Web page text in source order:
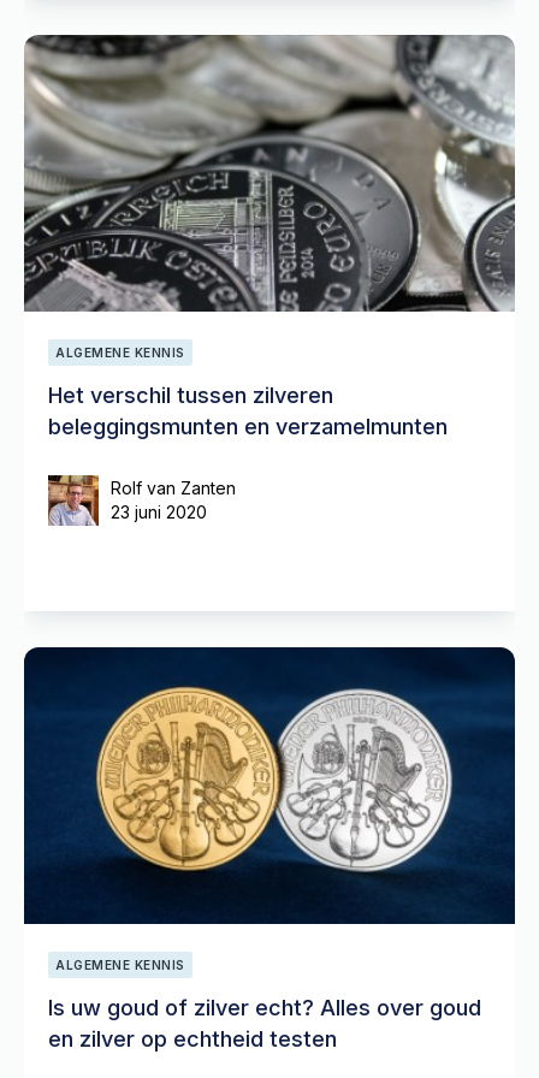
ALGEMENE KENNIS
Het verschil tussen zilveren
beleggingsmunten en verzamelmunten
Rolf van Zanten
23 juni 2020
ALGEMENE KENNIS
Is uw goud of zilver echt? Alles over goud
en zilver op echtheid testen